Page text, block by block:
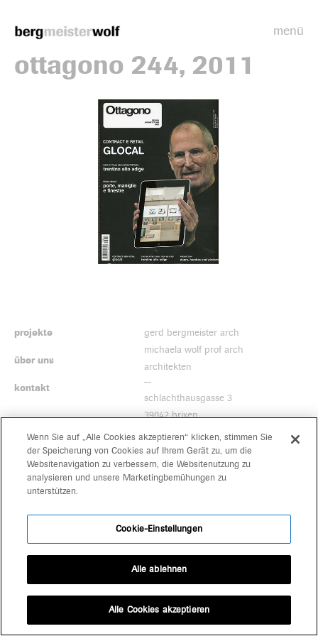
menü
ottagono 244, 2011
projekte
über uns
kontakt
gerd bergmeister arch
michaela wolf prof arch
architekten
schlachthausgasse 3
39042 brixen
+39 0472 80 11 29
office@bergmeisterwolf.it
Wenn Sie auf „Alle Cookies akzeptieren“ klicken, stimmen Sie
der Speicherung von Cookies auf Ihrem Gerät zu, um die
Websitenavigation zu verbessern, die Websitenutzung zu
analysieren und unsere Marketingbemühungen zu
unterstützen.
Cookie-Einstellungen
Alle ablehnen
Alle Cookies akzeptieren